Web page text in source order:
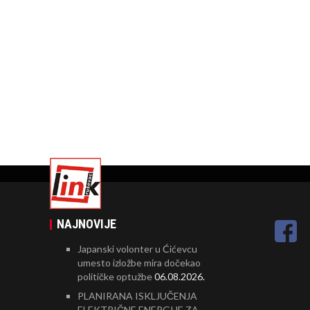
NAJNOVIJE
Japanski volonter u Ćićevcu
umesto izložbe mira dočekao
političke optužbe06.08.2026.
PLANIRANA ISKLJUČENJA